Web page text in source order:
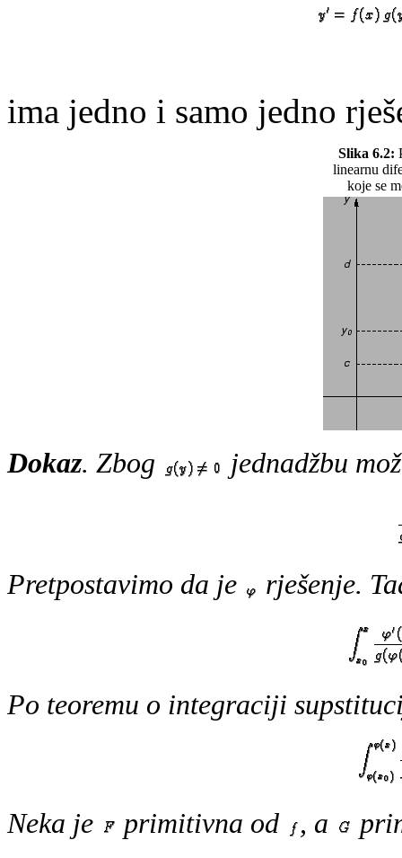
ima jedno i samo jedno
Slika 6.2:
linearnu
koje se
Dokaz. Zbog jednadžbu
Pretpostavimo da je rješenje.
Po teoremu o integraciji
Neka je primitivna od , a